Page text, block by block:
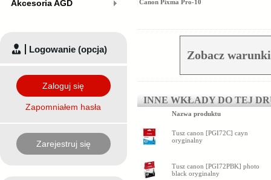
Canon Pixma Pro-10
Zobacz
INNE WKŁADY DO TEJ
Nazwa produktu
Tusz canon [PGI72C] cayn
oryginalny
Tusz canon [PGI72PBK] photo
black oryginalny
Akcesoria AGD
Logowanie (opcja)
Zaloguj się
Zapomniałem hasła
Zarejestruj się